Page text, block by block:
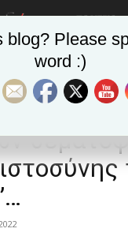
Άρθρα
Δημοφιλή άρθρα
οι
blog? Please
word :)